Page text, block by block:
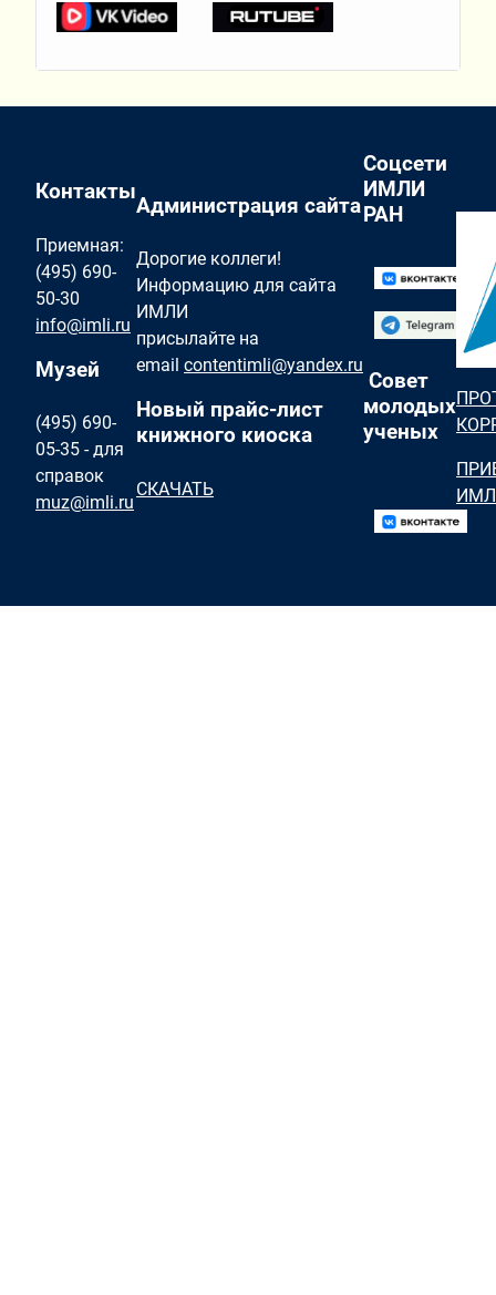
Контакты
Приемная:
(495) 690-
50-30
info@imli.ru
Музей
(495) 690-
05-35 - для
справок
muz@imli.ru
Администрация сайта
Дорогие коллеги!
Информацию для сайта
ИМЛИ
присылайте на
email contentimli@yandex.ru
Новый прайс-лист
книжного киоска
СКАЧАТЬ
Соцсети
ИМЛИ
РАН
Совет
молодых
ученых